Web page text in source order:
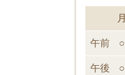
月
午前 ○
午後 ○